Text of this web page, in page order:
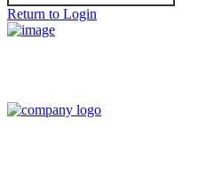
Return to Login